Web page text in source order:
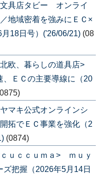
具店タビー オンライ
地域密着を強みにＥＣ×
18日号）('26/06/21) (08
欧、暮らしの道具店>
、ＥＣの主要導線に（20
マキ公式オンラインシ
拓でＥＣ事業を強化（2
(0874)
ｕｃｃｕｍａ> ｍｕｙ
ズ把握（2026年5月14日